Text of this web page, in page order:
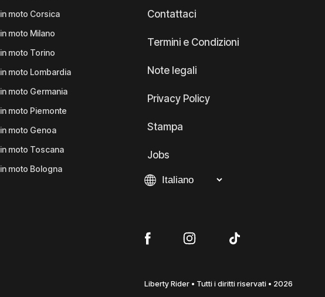
moto Corsica
moto Milano
moto Torino
moto Lombardia
moto Germania
moto Piemonte
moto Genoa
moto Toscana
moto Bologna
Contattaci
Termini e Condizioni
Note legali
Privacy Policy
Stampa
Jobs
Liberty Rider • Tutti i diritti riservati • 2026